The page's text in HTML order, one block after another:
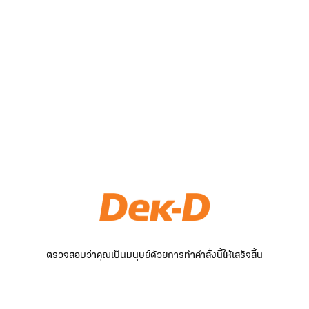
ตรวจสอบว่าคุณเป็นมนุษย์ด้วยการทำคำสั่งนี้ให้เสร็จสิ้น